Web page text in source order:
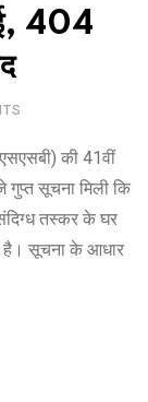
404
की 41वीं
गुप्त सूचना मिली कि
तस्कर के घर
है। सूचना के आधार